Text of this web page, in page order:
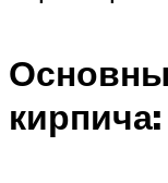
кирпича: